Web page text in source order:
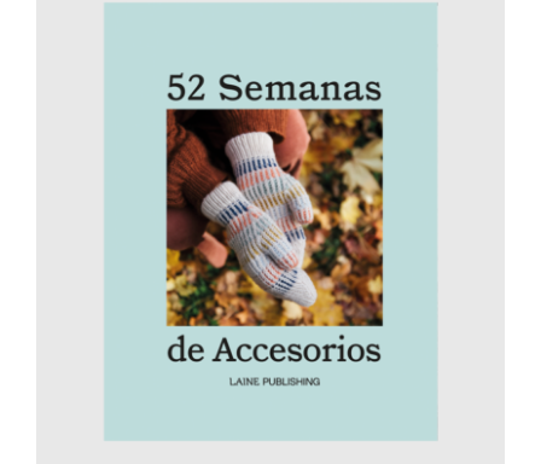
AÑADIR AL CARRITO
/